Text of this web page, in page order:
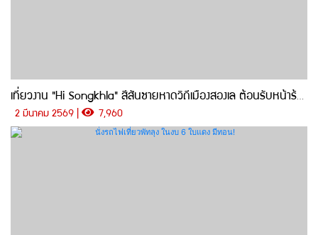
เที่ยวงาน "Hi Songkhla" สีสันชายหาดวิถีเมืองสองเล ต้อนรับหน้าร้อน เชื่อมโยงเสน่ห์เมืองเก่าเล่าขานพหุวัฒนธรรม กิจกรรมกีฬาแคมปิ้งริมทะเลสุดชิล
2 มีนาคม 2569 | 7,960